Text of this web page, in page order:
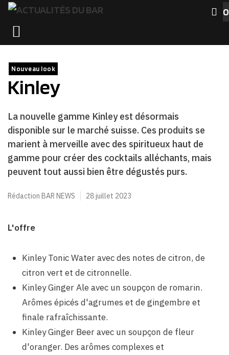
Aller
contenu
0
Nouveau look
Kinley
La nouvelle gamme Kinley est désormais
disponible sur le marché suisse. Ces produits se
marient à merveille avec des spiritueux haut de
gamme pour créer des cocktails alléchants, mais
peuvent tout aussi bien être dégustés purs.
Rédaction BAR NEWS 28 juillet 2023
L'offre
Kinley Tonic Water avec des notes de citron, de
citron vert et de citronnelle.
Kinley Ginger Ale avec un soupçon de romarin.
Arômes épicés d'agrumes et de gingembre et
finale rafraîchissante.
Kinley Ginger Beer avec un soupçon de fleur
d'oranger. Des arômes complexes et